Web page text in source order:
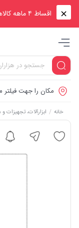
اقساط ۴ ماهه کالاها از طریق ترب پی، اسنپ پی و دیجی پی
مکان را جهت فیلتر
خانه / ابزارآلات، تجهیزات